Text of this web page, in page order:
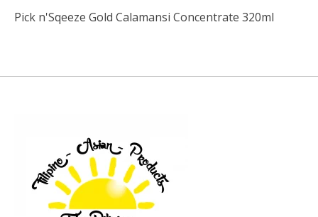
Pick n'Sqeeze Gold Calamansi Concentrate 320ml